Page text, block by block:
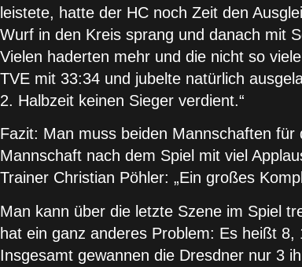
leistete, hatte der HC noch Zeit den
Wurf in den Kreis sprang und danach mit
Vielen haderten mehr und die nicht so
TVE mit 33:34 und jubelte natürlich
2. Halbzeit keinen Sieger verdient.“
Fazit: Man muss beiden Mannschaften
Mannschaft nach dem Spiel mit viel
Trainer Christian Pöhler: „Ein großes
Man kann über die letzte Szene im Spiel
hat ein ganz anderes Problem: Es heißt
Insgesamt gewannen die Dresdner nur 3